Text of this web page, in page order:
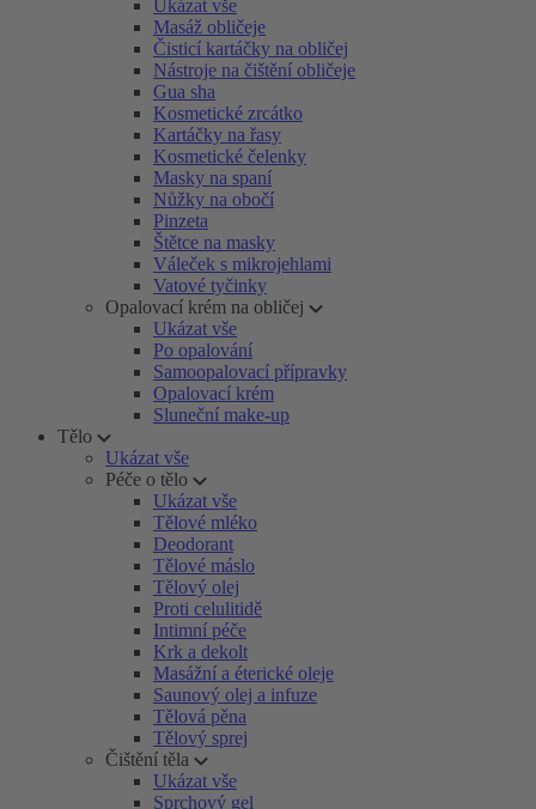
Ukázat vše
Masáž obličeje
Čisticí kartáčky na obličej
Nástroje na čištění obličeje
Gua sha
Kosmetické zrcátko
Kartáčky na řasy
Kosmetické čelenky
Masky na spaní
Nůžky na obočí
Pinzeta
Štětce na masky
Váleček s mikrojehlami
Vatové tyčinky
Opalovací krém na obličej
Ukázat vše
Po opalování
Samoopalovací přípravky
Opalovací krém
Sluneční make-up
Tělo
Ukázat vše
Péče o tělo
Ukázat vše
Tělové mléko
Deodorant
Tělové máslo
Tělový olej
Proti celulitidě
Intimní péče
Krk a dekolt
Masážní a éterické oleje
Saunový olej a infuze
Tělová pěna
Tělový sprej
Čištění těla
Ukázat vše
Sprchový gel